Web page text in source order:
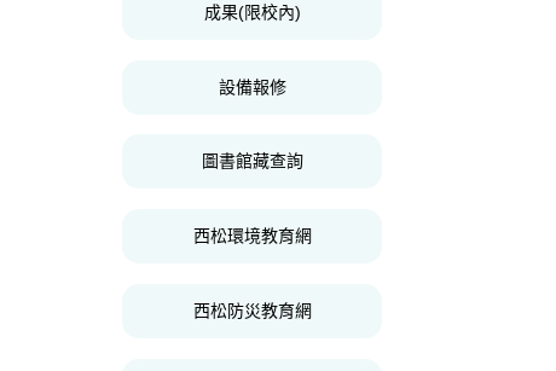
成果(限校內)
設備報修
圖書館藏查詢
西松環境教育網
西松防災教育網